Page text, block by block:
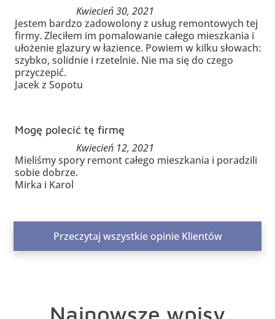
Kwiecień 30, 2021
Jestem bardzo zadowolony z usług remontowych tej
firmy. Zleciłem im pomalowanie całego mieszkania i
ułożenie glazury w łazience. Powiem w kilku słowach:
szybko, solidnie i rzetelnie. Nie ma się do czego
przyczepić.
Jacek z Sopotu
Mogę polecić tę firmę
Kwiecień 12, 2021
Mieliśmy spory remont całego mieszkania i poradzili
sobie dobrze.
Mirka i Karol
Przeczytaj wszystkie opinie Klientów